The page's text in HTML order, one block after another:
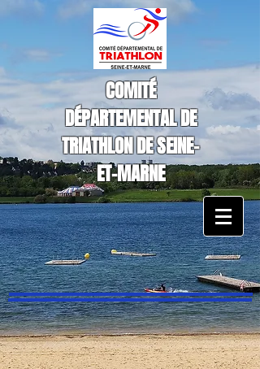
COMITÉ
DÉPARTEMENTAL DE
TRIATHLON DE SEINE-
ET-MARNE